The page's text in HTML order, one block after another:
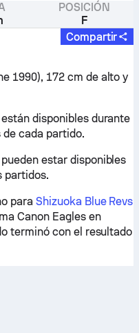
POSICIÓN
F
Compartir
1990), 172 cm de alto y
disponibles durante
de cada partido.
estar disponibles
partidos.
para Shizuoka Blue Revs
Canon Eagles en
terminó con el resultado